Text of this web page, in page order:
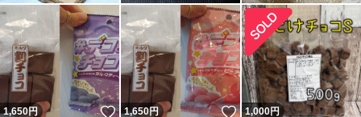
1,650円 いいね！
1,650円 いいね！
1,000円